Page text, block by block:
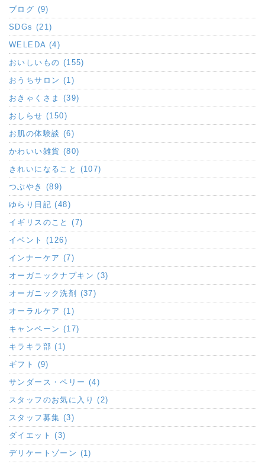
ブログ (9)
SDGs (21)
WELEDA (4)
おいしいもの (155)
おうちサロン (1)
おきゃくさま (39)
おしらせ (150)
お肌の体験談 (6)
かわいい雑貨 (80)
きれいになること (107)
つぶやき (89)
ゆらり日記 (48)
イギリスのこと (7)
イベント (126)
インナーケア (7)
オーガニックナプキン (3)
オーガニック洗剤 (37)
オーラルケア (1)
キャンペーン (17)
キラキラ部 (1)
ギフト (9)
サンダース・ペリー (4)
スタッフのお気に入り (2)
スタッフ募集 (3)
ダイエット (3)
デリケートゾーン (1)